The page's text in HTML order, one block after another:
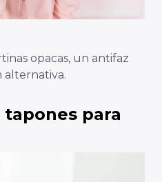
opacas, un antifaz
alternativa.
tapones para